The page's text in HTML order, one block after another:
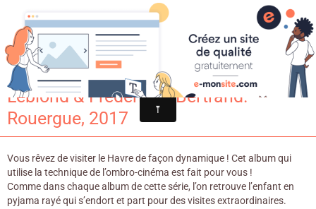
Croqu'livre
Le havre en pyjamarama / Michaël
Leblond & Frédérique Bertrand. -
Rouergue, 2017
Vous rêvez de visiter le Havre de façon dynamique ! Cet album qui
utilise la technique de l’ombro-cinéma est fait pour vous !
Comme dans chaque album de cette série, l’on retrouve l’enfant en
pyjama rayé qui s’endort et part pour des visites extraordinaires.